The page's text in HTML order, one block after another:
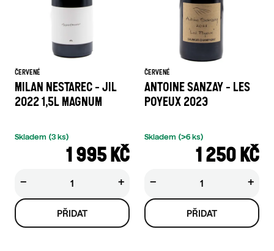
ČERVENÉ
MILAN NESTAREC - JIL
2022 1,5L MAGNUM
1 995 KČ
Skladem (3 ks)
+
−
ČERVENÉ
ANTOINE SANZAY - LES
POYEUX 2023
1 250 KČ
Skladem (>6 ks)
+
−